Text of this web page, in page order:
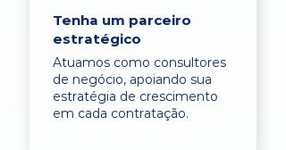
Tenha um parceiro
estratégico
Atuamos como consultores
de negócio, apoiando sua
estratégia de crescimento
em cada contratação.